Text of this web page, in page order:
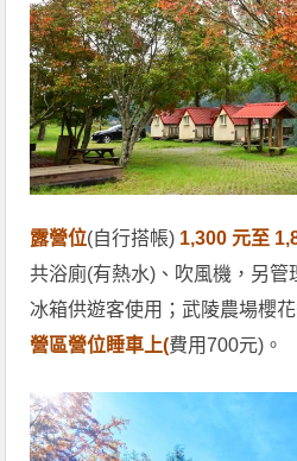
露營位(自行搭帳) 1,300 元至
共浴廁(有熱水)、吹風機，另
冰箱供遊客使用；武陵農場櫻
營區營位睡車上(費用700元)。